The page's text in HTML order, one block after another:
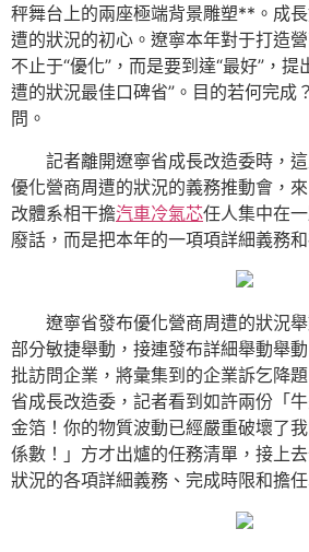
秤舞台上的兩座極端背景雕塑**。成
遭的狀況的初心。遼寧本年對于打造
不止于“優化”，而是要到達“最好”，提
遭的狀況最佳口碑省”。目的若何完成
問。
記者離開遼寧省成長改造委時，
優化營商周遭的狀況的義務推動會，
改體系相干擔汽車冷氣芯任人集中在
廢話，而是把本年的一項項詳細義務
遼寧省發布優化營商周遭的狀況
部分敏捷舉動，接連發布詳細舉動舉
批訪問企業，將彙集到的企業訴乞降
省成長改造委，記者看到如許兩份「
金箔！你的物質波動已經嚴重破壞了
係數！」方才出爐的任務清單，接上
狀況的各項詳細義務、完成時限和擔